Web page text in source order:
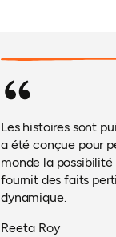
Les histoires sont
a été conçue pour
monde la
fournit des faits
dynamique.
Reeta Roy